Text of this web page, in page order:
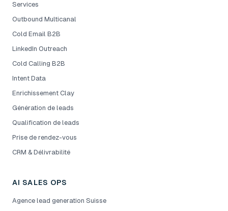
Services
Outbound Multicanal
Cold Email B2B
LinkedIn Outreach
Cold Calling B2B
Intent Data
Enrichissement Clay
Génération de leads
Qualification de leads
Prise de rendez-vous
CRM & Délivrabilité
AI SALES OPS
Agence lead generation Suisse